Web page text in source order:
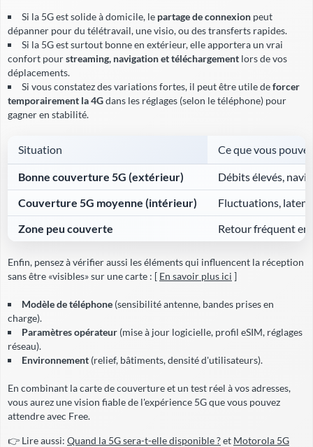
Si la 5G est solide à domicile, le partage de connexion peut
dépanner pour du télétravail, une visio, ou des transferts rapides.
Si la 5G est surtout bonne en extérieur, elle apportera un vrai
confort pourstreaming, navigation et téléchargement lors de vos
déplacements.
Si vous constatez des variations fortes, il peut être utile deforcer
temporairement la 4Gdans les réglages (selon le téléphone) pour
gagner en stabilité.
Situation Ce que vous
Bonne couverture 5G (extérieur)
Débits élevés,
Couverture 5G moyenne (intérieur)
Fluctuations,
Zone peu couverte
Retour fréquent en
Enfin, pensez à vérifier aussi les éléments qui influencent la réception
sans être «visibles» sur une carte : [ En savoir plus ici ]
Modèle de téléphone (sensibilité antenne, bandes prises en
charge).
Paramètres opérateur (mise à jour logicielle, profil eSIM, réglages
réseau).
Environnement (relief, bâtiments, densité d'utilisateurs).
En combinant la carte de couverture et un test réel à vos adresses,
vous aurez une vision fiable de l'expérience 5G que vous pouvez
attendre avec Free.
👉 Lire aussi: Quand la 5G sera-t-elle disponible ?et Motorola 5G